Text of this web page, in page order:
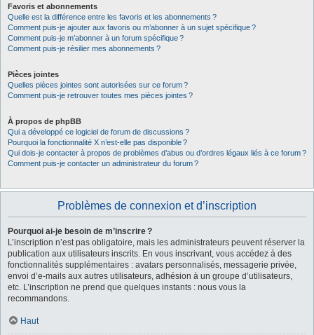
Favoris et abonnements
Quelle est la différence entre les favoris et les abonnements ?
Comment puis-je ajouter aux favoris ou m’abonner à un sujet spécifique ?
Comment puis-je m’abonner à un forum spécifique ?
Comment puis-je résilier mes abonnements ?
Pièces jointes
Quelles pièces jointes sont autorisées sur ce forum ?
Comment puis-je retrouver toutes mes pièces jointes ?
À propos de phpBB
Qui a développé ce logiciel de forum de discussions ?
Pourquoi la fonctionnalité X n’est-elle pas disponible ?
Qui dois-je contacter à propos de problèmes d’abus ou d’ordres légaux liés à ce forum ?
Comment puis-je contacter un administrateur du forum ?
Problèmes de connexion et d’inscription
Pourquoi ai-je besoin de m’inscrire ?
L’inscription n’est pas obligatoire, mais les administrateurs peuvent réserver la
publication aux utilisateurs inscrits. En vous inscrivant, vous accédez à des
fonctionnalités supplémentaires : avatars personnalisés, messagerie privée,
envoi d’e-mails aux autres utilisateurs, adhésion à un groupe d’utilisateurs,
etc. L’inscription ne prend que quelques instants : nous vous la
recommandons.
Haut